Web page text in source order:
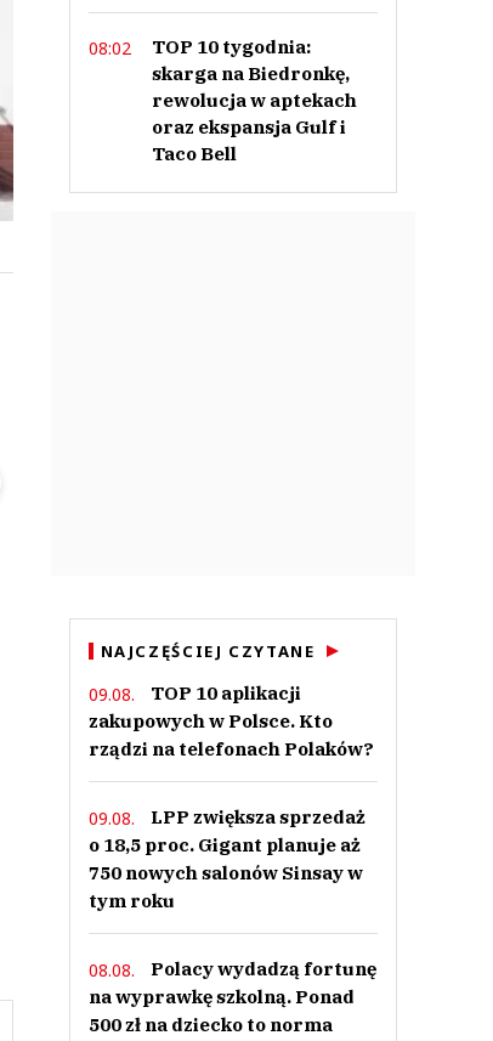
08:02
TOP 10 tygodnia:
skarga na Biedronkę,
rewolucja w aptekach
oraz ekspansja Gulf i
Taco Bell
NAJCZĘŚCIEJ CZYTANE
09.08.
TOP 10 aplikacji
zakupowych w Polsce. Kto
rządzi na telefonach Polaków?
09.08.
LPP zwiększa sprzedaż
o 18,5 proc. Gigant planuje aż
750 nowych salonów Sinsay w
tym roku
08.08.
Polacy wydadzą fortunę
na wyprawkę szkolną. Ponad
500 zł na dziecko to norma